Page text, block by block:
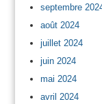
septembre
août 2024
juillet 2024
juin 2024
mai 2024
avril 2024